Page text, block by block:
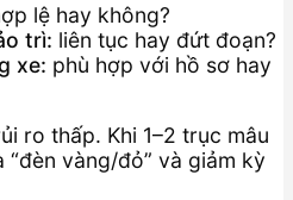
lệ hay không?
trì: liên tục hay đứt đoạn?
xe: phù hợp với hồ sơ hay
ro thấp. Khi 1–2 trục mâu
vàng/đỏ” và giảm kỳ